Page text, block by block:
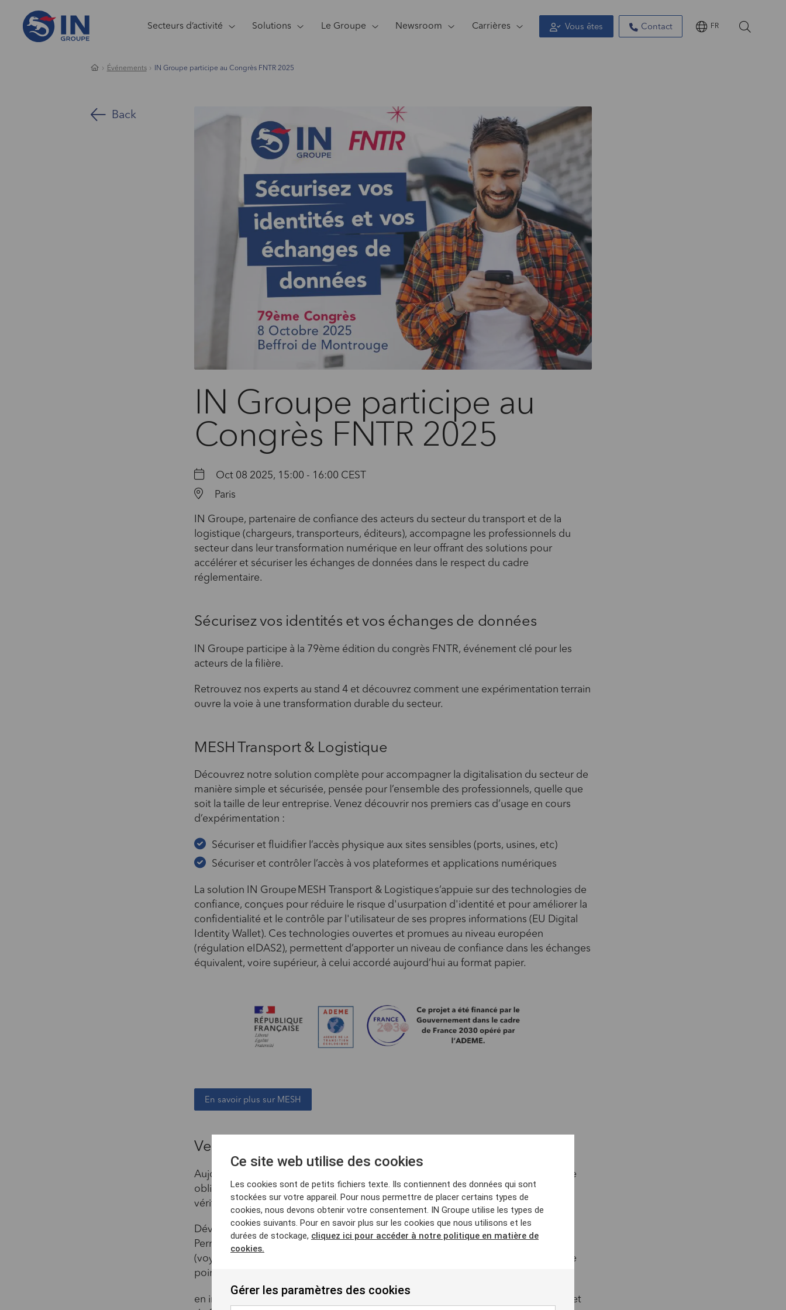
Secteurs d’activité Solutions Le Groupe Newsroom Carrières Vous êtes Contact FR
Événements IN Groupe participe au Congrès FNTR 2025
Back
IN Groupe participe au
Congrès FNTR 2025
Oct 08 2025, 15:00 - 16:00 CEST
Paris
IN Groupe, partenaire de confiance des acteurs du secteur du transport et de la
logistique (chargeurs, transporteurs, éditeurs), accompagne les professionnels du
secteur dans leur transformation numérique en leur offrant des solutions pour
accélérer et sécuriser les échanges de données dans le respect du cadre
réglementaire.
Sécurisez vos identités et vos échanges de données
IN Groupe participe à la 79ème édition du congrès FNTR, événement clé pour les
acteurs de la filière.
Retrouvez nos experts au stand 4 et découvrez comment une expérimentation terrain
ouvre la voie à une transformation durable du secteur.
MESH Transport & Logistique
Découvrez notre solution complète pour accompagner la digitalisation du secteur de
manière simple et sécurisée, pensée pour l’ensemble des professionnels, quelle que
soit la taille de leur entreprise. Venez découvrir nos premiers cas d’usage en cours
d’expérimentation :
Sécuriser et fluidifier l’accès physique aux sites sensibles (ports, usines, etc)
Sécuriser et contrôler l’accès à vos plateformes et applications numériques
La solution IN Groupe MESH Transport & Logistique s’appuie sur des technologies de
confiance, conçues pour réduire le risque d'usurpation d'identité et pour améliorer la
confidentialité et le contrôle par l'utilisateur de ses propres informations (EU Digital
Identity Wallet). Ces technologies ouvertes et promues au niveau européen
(régulation eIDAS2), permettent d’apporter un niveau de confiance dans les échanges
équivalent, voire supérieur, à celui accordé aujourd’hui au format papier.
En savoir plus sur MESH
Verif Permis
Aujourd’hui, les entreprises de transport de personnes et de marchandises ont une
obligation de vérifier la validité du permis de leurs conducteurs salariés, mais ces
vérifications sont basées sur du déclaratif.
Développé par IN Groupe pour le Ministère de l'Intérieur et des Outre-mer, Verif
Permis est un téléservice qui permet aux entreprises du transport public routier
(voyageurs ou marchandises) de vérifier les droits à conduire - mais pas le solde de
points - de leurs conducteurs salariés
en interrogeant directement le Système National des Permis de Conduire (SNPC) et
Ce site web utilise des cookies
Les cookies sont de petits fichiers texte. Ils contiennent des données qui sont
stockées sur votre appareil. Pour nous permettre de placer certains types de
cookies, nous devons obtenir votre consentement. IN Groupe utilise les types de
cookies suivants. Pour en savoir plus sur les cookies que nous utilisons et les
durées de stockage, cliquez ici pour accéder à notre politique en matière de
cookies.
Gérer les paramètres des cookies